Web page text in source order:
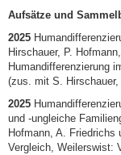
Aufsätze und
2025
Hirschauer, P.
Humandifferenzierung
(zus. mit S.
2025
und -ungleiche
Hofmann, A. Friedrichs
Vergleich, Weilerswist: